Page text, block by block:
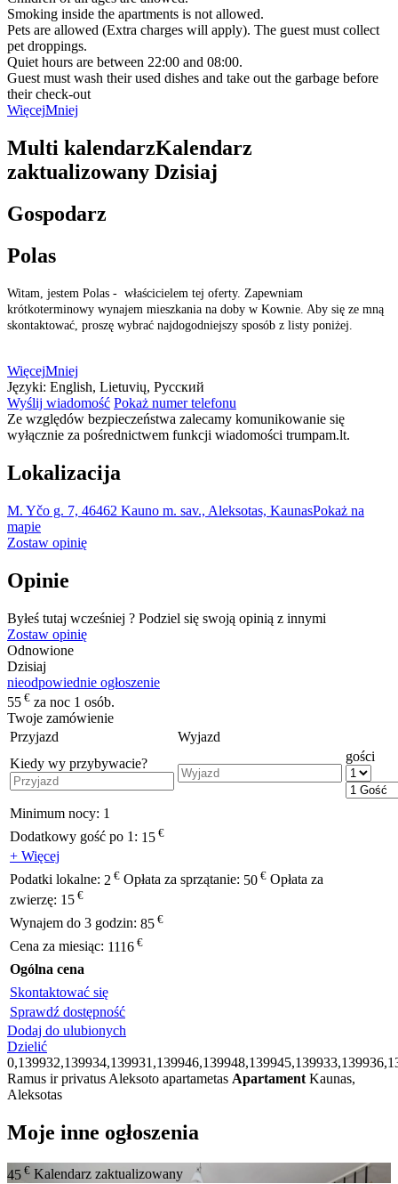
Smoking inside the apartments is not allowed.
Pets are allowed (Extra charges will apply). The guest must collect
pet droppings.
Quiet hours are between 22:00 and 08:00.
Guest must wash their used dishes and take out the garbage before
their check-out
WięcejMniej
Multi kalendarzKalendarz
zaktualizowany Dzisiaj
Gospodarz
Polas
Witam, jestem Polas - właścicielem tej oferty. Zapewniam
krótkoterminowy wynajem mieszkania na doby w Kownie. Aby się ze mną
skontaktować, proszę wybrać najdogodniejszy sposób z listy poniżej.
WięcejMniej
Języki: English, Lietuvių, Русский
Wyślij wiadomość Pokaż numer telefonu
Ze względów bezpieczeństwa zalecamy komunikowanie się
wyłącznie za pośrednictwem funkcji wiadomości trumpam.lt.
Lokalizacija
M. Yčo g. 7, 46462 Kauno m. sav., Aleksotas, KaunasPokaż na
mapie
Zostaw opinię
Opinie
Byłeś tutaj wcześniej ? Podziel się swoją opinią z innymi
Zostaw opinię
Odnowione
Dzisiaj
nieodpowiednie ogłoszenie
55 € za noc 1 osób.
Twoje zamówienie
Przyjazd
Wyjazd
Kiedy wy przybywacie?
gości
Minimum nocy: 1
Dodatkowy gość po 1: 15 €
+ Więcej
Podatki lokalne: 2 € Opłata za sprzątanie: 50 € Opłata za
zwierzę: 15 €
Wynajem do 3 godzin: 85 €
Cena za miesiąc: 1116 €
Ogólna cena
Skontaktować się
Sprawdź dostępność
Dodaj do ulubionych
Dzielić
Ramus ir privatus Aleksoto apartametas Apartament Kaunas,
Aleksotas
Moje inne ogłoszenia
45 € Kalendarz zaktualizowany